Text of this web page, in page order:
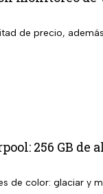
de precio,
256 GB de
de color: glaciar y